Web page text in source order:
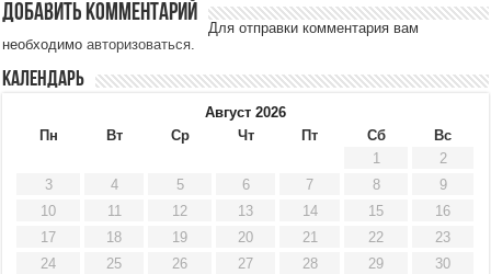
Добавить комментарий
Для отправки комментария вам
необходимоавторизоваться.
Календарь
Август 2026
Пн
Вт Ср Чт Пт Сб
Вс
1
2
3
4 5 6 7 8
9
10
11 12 13 14 15
16
17
18 19 20 21 22
23
24
25 26 27 28 29
30